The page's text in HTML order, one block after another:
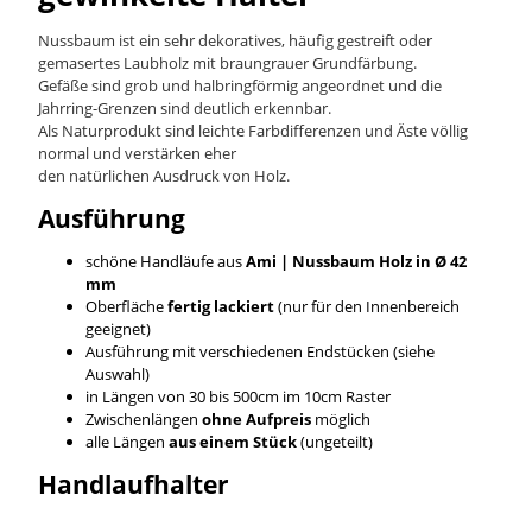
Nussbaum ist ein sehr dekoratives, häufig gestreift oder
gemasertes Laubholz mit braungrauer Grundfärbung.
Gefäße sind grob und halbringförmig angeordnet und die
Jahrring-Grenzen sind deutlich erkennbar.
Als Naturprodukt sind leichte Farbdifferenzen und Äste völlig
normal und verstärken eher
den natürlichen Ausdruck von Holz.
Ausführung
schöne Handläufe ausAmi | Nussbaum Holz in Ø 42
mm
Oberflächefertig lackiert(nur für den Innenbereich
geeignet)
Ausführung mit verschiedenen Endstücken (siehe
Auswahl)
in Längen von 30 bis 500cm im 10cm Raster
Zwischenlängen ohne Aufpreis möglich
alle Längen aus einem Stück(ungeteilt)
Handlaufhalter